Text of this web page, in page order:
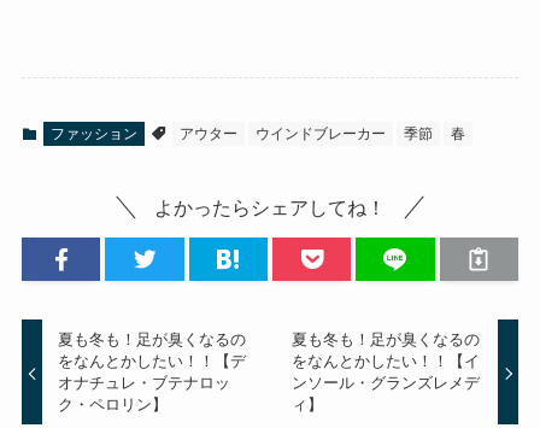
ファッション アウター ウインドブレーカー 季節 春
よかったらシェアしてね！
夏も冬も！足が臭くなるの
をなんとかしたい！！【デ
オナチュレ・ブテナロッ
ク・ペロリン】
夏も冬も！足が臭くなるの
をなんとかしたい！！【イ
ンソール・グランズレメデ
ィ】